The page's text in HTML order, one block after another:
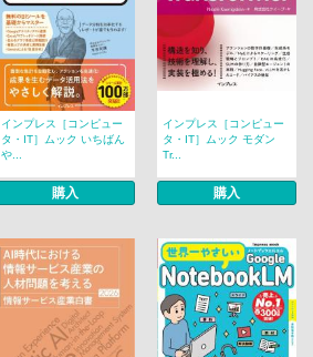
インプレス［コンピュー
タ・IT］ムック いちばん
や...
購入
インプレス［コンピュー
タ・IT］ムック モダン
Tr...
購入